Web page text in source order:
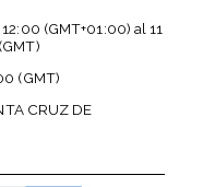
12:00 (GMT+01:00) al11
(GMT)
CRUZ DE